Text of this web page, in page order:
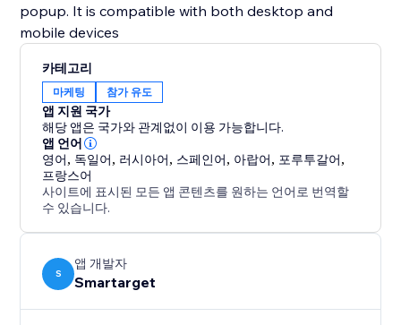
popup. It is compatible with both desktop and
mobile devices
카테고리
마케팅 참가 유도
앱 지원 국가
해당 앱은 국가와 관계없이 이용 가능합니다.
앱 언어
영어, 독일어, 러시아어, 스페인어, 아랍어, 포루투갈어,
프랑스어
사이트에 표시된 모든 앱 콘텐츠를 원하는 언어로 번역할
수 있습니다.
S
앱 개발자
Smartarget